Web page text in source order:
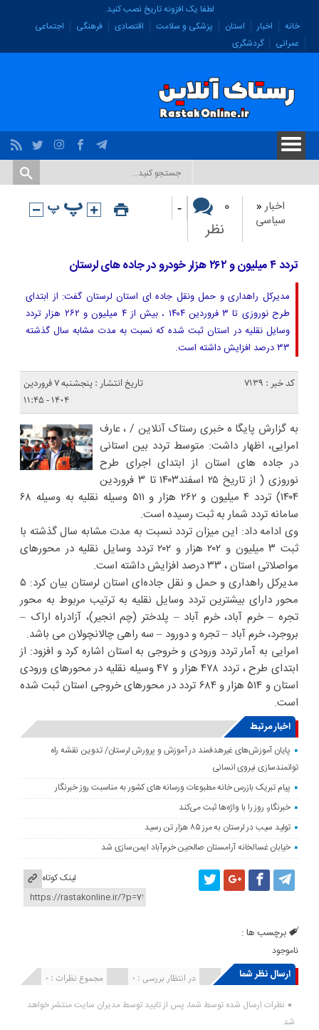
لطفا یک افزونه تاریخ نصب کنید.
خانه
اخبار استان پزشکی و سلامت اقتصادی فرهنگی
اجتماعی
عمرانی
گردشگری
اخبار«
سیاسی
۰
نظر
-
تردد ۴ میلیون و ۲۶۲ هزار خودرو در جاده های لرستان
مدیرکل راهداری و حمل ونقل جاده ای استان لرستان گفت: از ابتدای
طرح نوروزی تا ۳ فروردین ۱۴۰۴ ، بیش از ۴ میلیون و ۲۶۲ هزار تردد
وسایل نقلیه در استان ثبت شده که نسبت به مدت مشابه سال گذشته
۳۳ درصد افزایش داشته است.
کد خبر : 7139
تاریخ انتشار : پنجشنبه ۷ فروردین
۱۴۰۴ - ۱۱:۴۵
به گزارش پایگا ه خبری رستاک آنلاین / ، عارف
امرایی، اظهار داشت: متوسط تردد بین استانی
در جاده های استان از ابتدای اجرای طرح
نوروزی ( از تاریخ ۲۵ اسفند۱۴۰۳ تا ۳ فروردین
۱۴۰۴) تردد ۴ میلیون و ۲۶۲ هزار و ۵۱۱ وسیله نقلیه به وسیله ۶۸
سامانه تردد شمار به ثبت رسیده است.
وی ادامه داد: این میزان تردد نسبت به مدت مشابه سال گذشته با
ثبت ۳ میلیون و ۲۰۲ هزار و ۲۰۲ تردد وسایل نقلیه در محورهای
مواصلاتی استان ، ۳۳ درصد افزایش داشته است.
مدیرکل راهداری و حمل و نقل جاده‌ای استان لرستان بیان کرد: ۵
محور دارای بیشترین تردد وسایل نقلیه به ترتیب مربوط به محور
تجره – خرم آباد، خرم آباد – پلدختر (چم انجیر)، آزادراه اراک –
بروجرد، خرم آباد – تجره و دورود – سه راهی چالانچولان می باشد.
امرایی به آمار تردد ورودی و خروجی به استان اشاره کرد و افزود: از
ابتدای طرح ، تردد ۴۷۸ هزار و ۴۷ وسیله نقلیه در محورهای ورودی
استان و ۵۱۴ هزار و ۶۸۴ تردد در محورهای خروجی استان ثبت شده
است.
اخبار مرتبط
پایان آموزش‌های غیرهدفمند در آموزش و پرورش لرستان/ تدوین نقشه راه
توانمندسازی نیروی انسانی
پیام تبریک بازرس خانه مطبوعات ورسانه های کشور به مناسبت روز خبرنگار
خبرنگار، روز را با واژه‌ها ثبت می‌کند
تولید سیب در لرستان به مرز ۸۵ هزار تن رسید
خیابان غسالخانه آرامستان صالحین خرم‌آباد ایمن‌سازی شد
لینک کوتاه
برچسب ها :
ناموجود
ارسال نظر شما مجموع نظرات : 0 در انتظار بررسی : 0 انتشار یافته : ۰
نظرات ارسال شده توسط شما، پس از تایید توسط مدیران سایت منتشر خواهد
شد.